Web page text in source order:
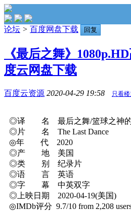
论坛 > 百度网盘下载 回复
《最后之舞》
度云网盘下载
百度云资源 2020-04-29 19:58 只看楼
◎译 名 最后之舞/篮球之神的
◎片 名 The Last Dance
◎年 代 2020
◎产 地 美国
◎类 别 纪录片
◎语 言 英语
◎字 幕 中英双字
◎上映日期 2020-04-19(美国)
◎IMDb评分 9.7/10 from 2,208